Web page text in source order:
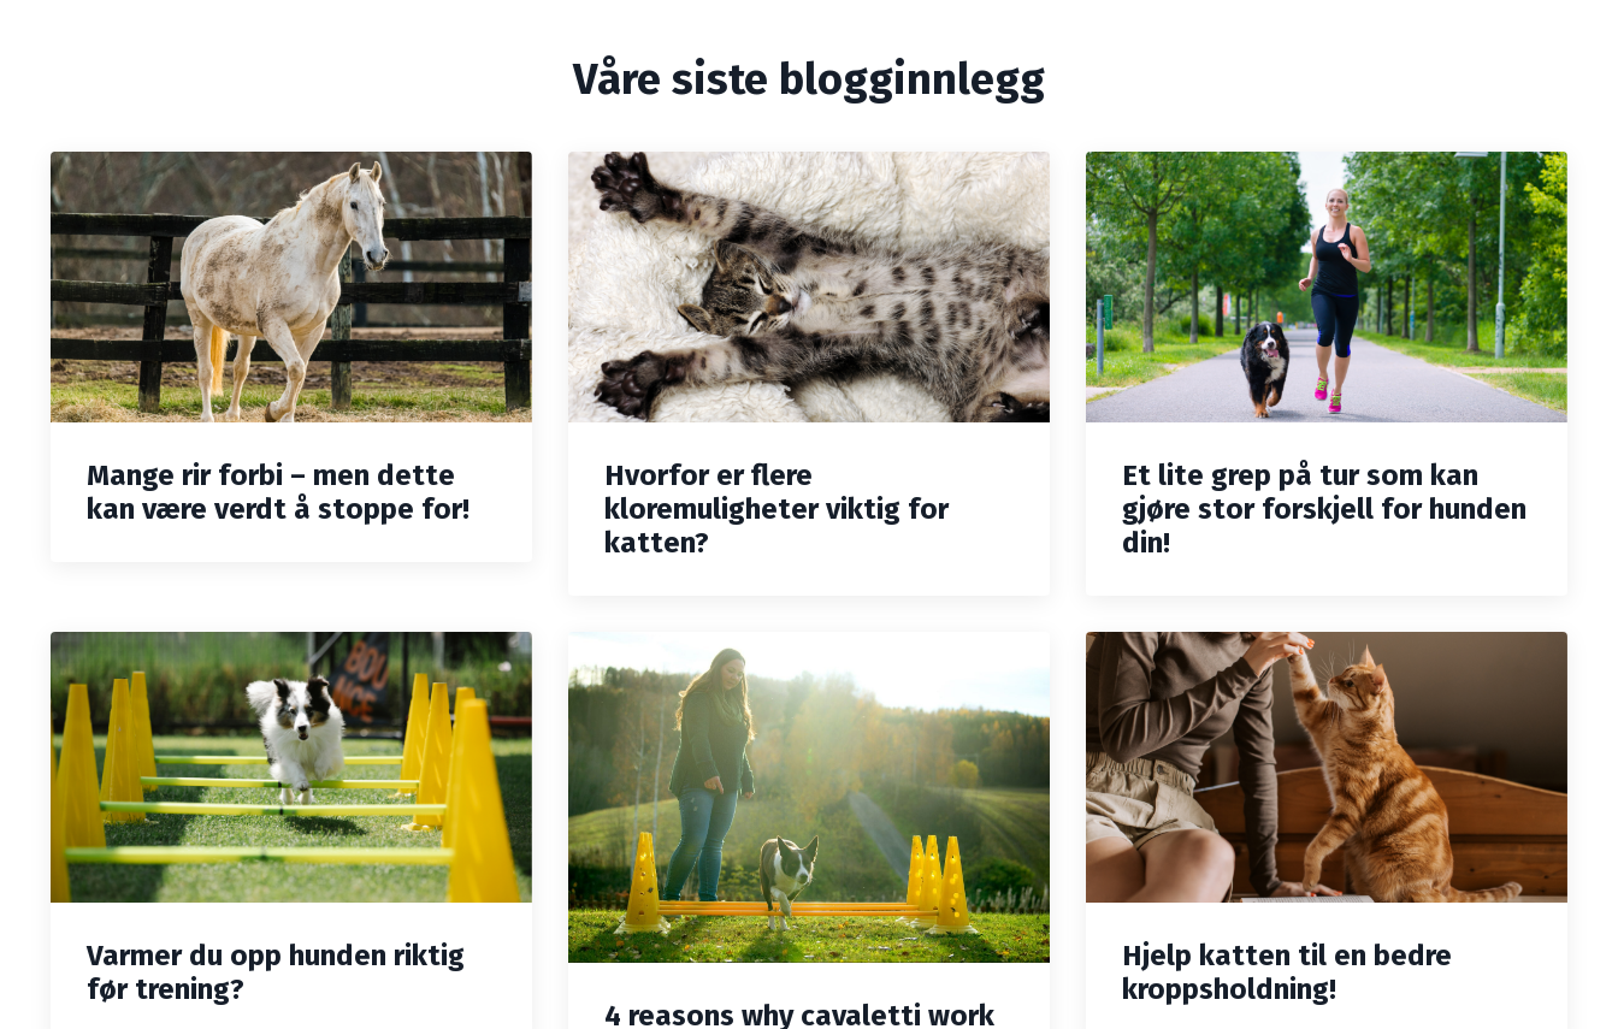
Våre siste blogginnlegg
Mange rir forbi – men dette
kan være verdt å stoppe for!
Hvorfor er flere
kloremuligheter viktig for
katten?
Et lite grep på tur som kan
gjøre stor forskjell for hunden
din!
Varmer du opp hunden riktig
før trening?
4 reasons why cavaletti work
Hjelp katten til en bedre
kroppsholdning!